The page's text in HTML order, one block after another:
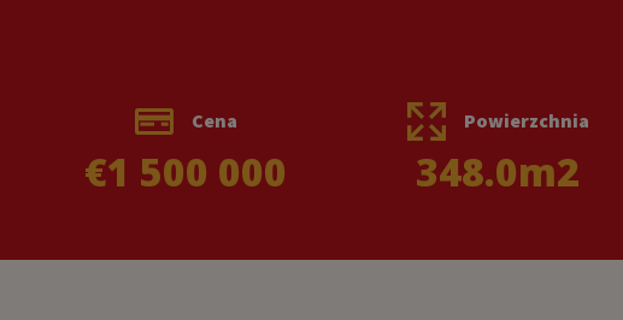
Cena
€1 500 000
Powierzchnia
348.0m2